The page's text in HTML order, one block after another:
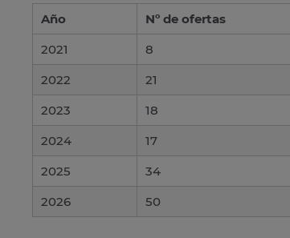
Año Nº de ofertas
2021
8
2022
21
2023
18
2024
17
2025
34
2026
50